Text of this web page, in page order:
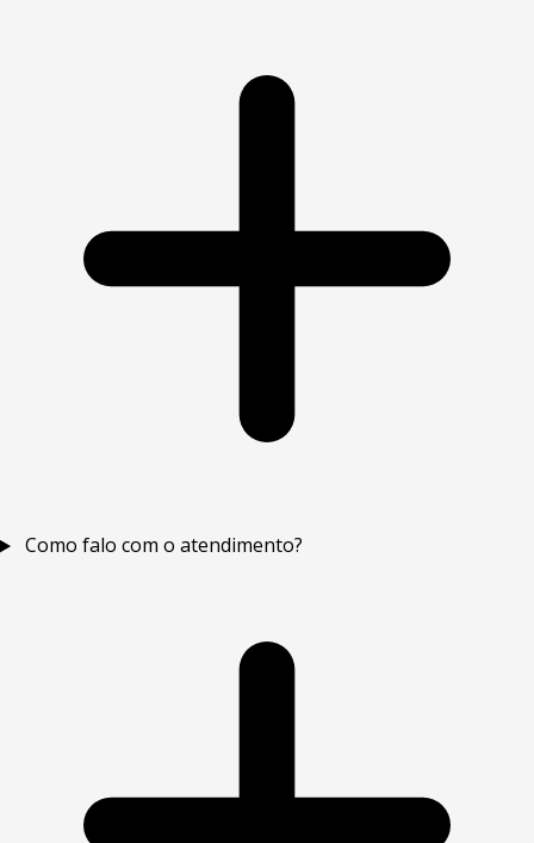
Como falo com o atendimento?